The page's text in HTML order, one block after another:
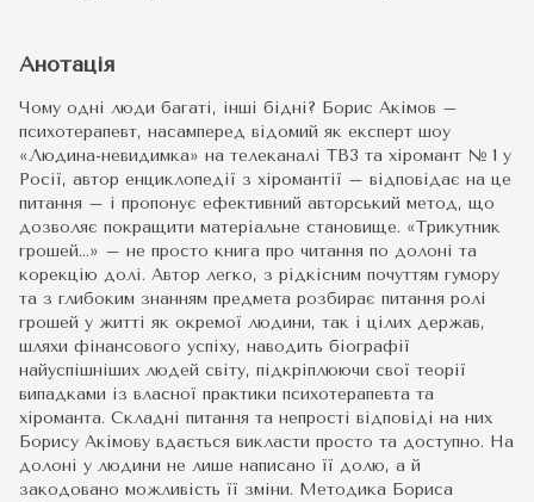
Анотація
Чому одні люди багаті, інші бідні? Борис Акімов –
психотерапевт, насамперед відомий як експерт шоу
«Людина-невидимка» на телеканалі ТВ3 та хіромант № 1 у
Росії, автор енциклопедії з хіромантії – відповідає на це
питання – і пропонує ефективний авторський метод, що
дозволяє покращити матеріальне становище. «Трикутник
грошей…» – не просто книга про читання по долоні та
корекцію долі. Автор легко, з рідкісним почуттям гумору
та з глибоким знанням предмета розбирає питання ролі
грошей у житті як окремої людини, так і цілих держав,
шляхи фінансового успіху, наводить біографії
найуспішніших людей світу, підкріплюючи свої теорії
випадками із власної практики психотерапевта та
хіроманта. Складні питання та непрості відповіді на них
Борису Акімову вдається викласти просто та доступно. На
долоні у людини не лише написано її долю, а й
закодовано можливість її зміни. Методика Бориса